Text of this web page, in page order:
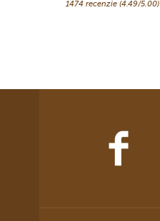
1474 recenzie (4.49/5.00)